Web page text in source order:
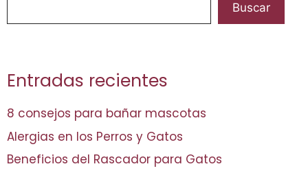
Buscar
Entradas recientes
8 consejos para bañar mascotas
Alergias en los Perros y Gatos
Beneficios del Rascador para Gatos